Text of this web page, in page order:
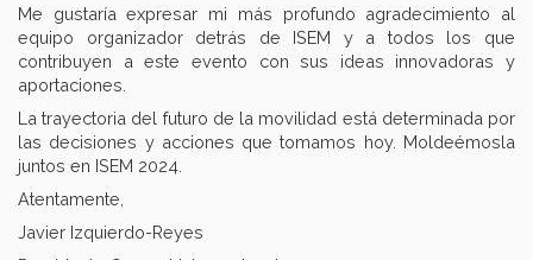
Me gustaría expresar mi más profundo agradecimiento al
equipo organizador detrás de ISEM y a todos los que
contribuyen a este evento con sus ideas innovadoras y
aportaciones.
La trayectoria del futuro de la movilidad está determinada por
las decisiones y acciones que tomamos hoy. Moldeémosla
juntos en ISEM 2024.
Atentamente,
Javier Izquierdo-Reyes